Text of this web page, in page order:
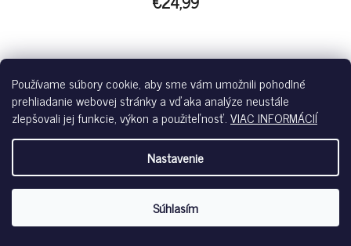
Používame súbory cookie, aby sme vám umožnili pohodlné
prehliadanie webovej stránky a vďaka analýze neustále
zlepšovali jej funkcie, výkon a použiteľnosť.VIAC INFORMÁCIÍ
Nastavenie
Súhlasím
ivory-7608